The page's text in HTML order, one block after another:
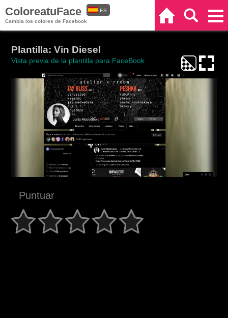
ColoreatuFace
Cambia los colores de Facebook
ES
Plantilla: Vin Diesel
Vista previa de la plantilla para FaceBook
Puntuar